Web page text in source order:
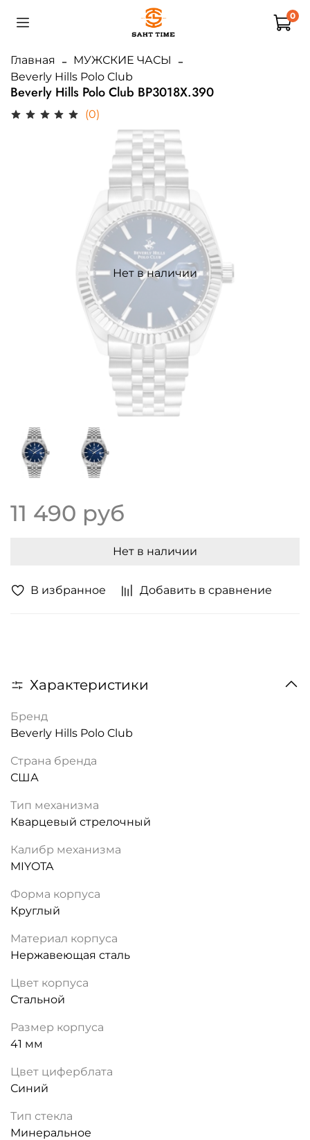
0
Главная
МУЖСКИЕ ЧАСЫ
Beverly Hills Polo Club
Beverly Hills Polo Club BP3018X.390
(0)
В избранное Добавить в сравнение
Нет в наличии
11 490 руб
Нет в наличии
Характеристики
Бренд
Beverly Hills Polo Club
Страна бренда
США
Тип механизма
Кварцевый стрелочный
Калибр механизма
MIYOTA
Форма корпуса
Круглый
Материал корпуса
Нержавеющая сталь
Цвет корпуса
Стальной
Размер корпуса
41 мм
Цвет циферблата
Синий
Тип стекла
Минеральное